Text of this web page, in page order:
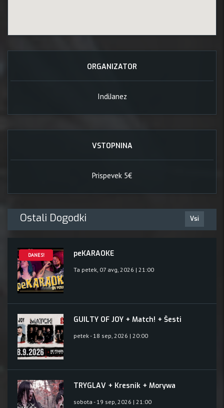
ORGANIZATOR
IndiJanez
VSTOPNINA
Prispevek 5€
Ostali Dogodki Vsi
DANES! peKARAOKE
Ta petek, 07 avg, 2026 | 21:00
GUILTY OF JOY + Match! + Šesti
petek - 18 sep, 2026 | 20:00
TRYGLAV + Kresnik + Morywa
sobota - 19 sep, 2026 | 21:00